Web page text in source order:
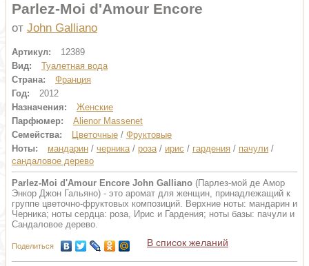
Parlez-Moi d'Amour Encore
от John Galliano
Артикул:
12389
Вид:
Туалетная вода
Страна:
Франция
Год:
2012
Назначения:
Женские
Парфюмер:
Alienor Massenet
Семейства:
Цветочные / Фруктовые
Ноты:
мандарин / черника/ роза/ ирис / гардения / пачули /
сандаловое дерево
Parlez-Moi d'Amour Encore John Galliano (Парлез-мой де Амор
Энкор Джон Гальяно) - это аромат для женщин, принадлежащий к
группе цветочно-фруктовых композиций. Верхние ноты: мандарин и
Черника; ноты сердца: роза, Ирис и Гардения; ноты базы: пачули и
Сандаловое дерево.
Поделиться В список желаний